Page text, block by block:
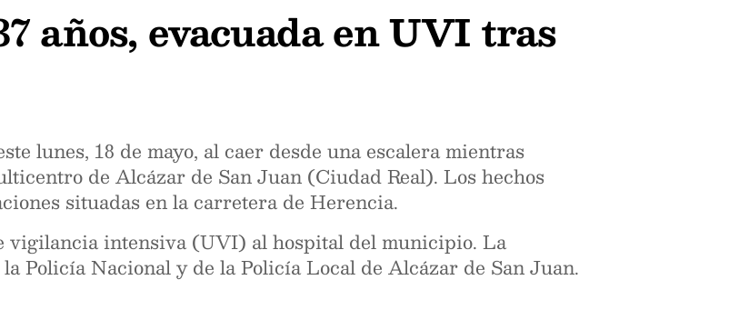
años, evacuada en UVI tras
lunes, 18 de mayo, al caer desde una escalera mientras
de Alcázar de San Juan (Ciudad Real). Los hechos
situadas en la carretera de Herencia.
vigilancia intensiva (UVI) al hospital del municipio. La
Policía Nacional y de la Policía Local de Alcázar de San Juan.